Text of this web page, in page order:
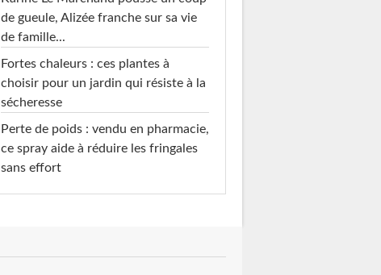
de gueule, Alizée franche sur sa vie
de famille...
Fortes chaleurs : ces plantes à
choisir pour un jardin qui résiste à la
sécheresse
Perte de poids : vendu en pharmacie,
ce spray aide à réduire les fringales
sans effort